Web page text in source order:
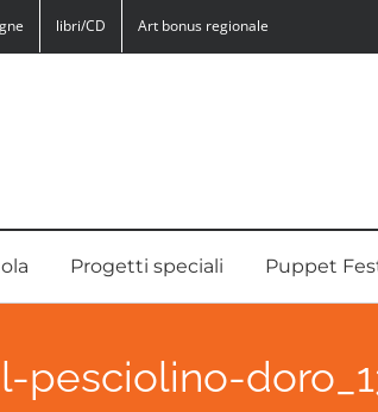
libri/CD Art bonus regionale
Progetti speciali Puppet
pesciolino-